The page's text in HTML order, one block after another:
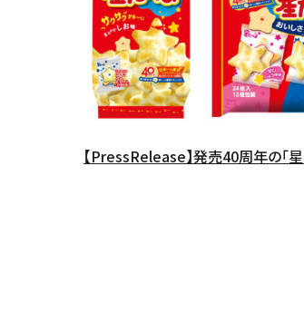
【PressRelease】発売40周年の「